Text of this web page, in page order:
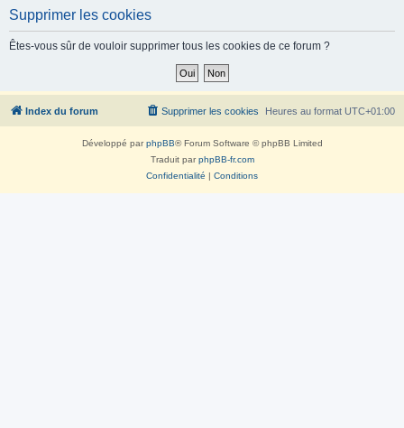
Supprimer les cookies
Êtes-vous sûr de vouloir supprimer tous les cookies de ce forum ?
Index du forum Heures au format UTC+01:00
Supprimer les cookies
Développé parphpBB® Forum Software © phpBB Limited
Traduit parphpBB-fr.com
Confidentialité | Conditions